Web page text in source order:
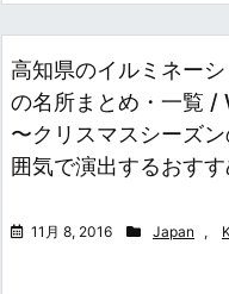
高知県のイルミネー
の名所まとめ・一覧
〜クリスマスシーズ
囲気で演出するおす
11月 8, 2016 Japan ,